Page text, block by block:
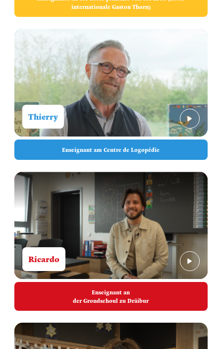
internationale Gaston Thorn)
Thierry
Enseignant am Centre de Logopédie
Ricardo
Enseignant an
der Grondschoul zu Dräibur